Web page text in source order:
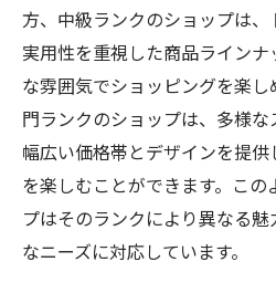
方、中級ランクのショップは
実用性を重視した商品ライン
な雰囲気でショッピングを楽し
門ランクのショップは、多様
幅広い価格帯とデザインを提
を楽しむことができます。こ
プはそのランクにより異なる
なニーズに対応しています。